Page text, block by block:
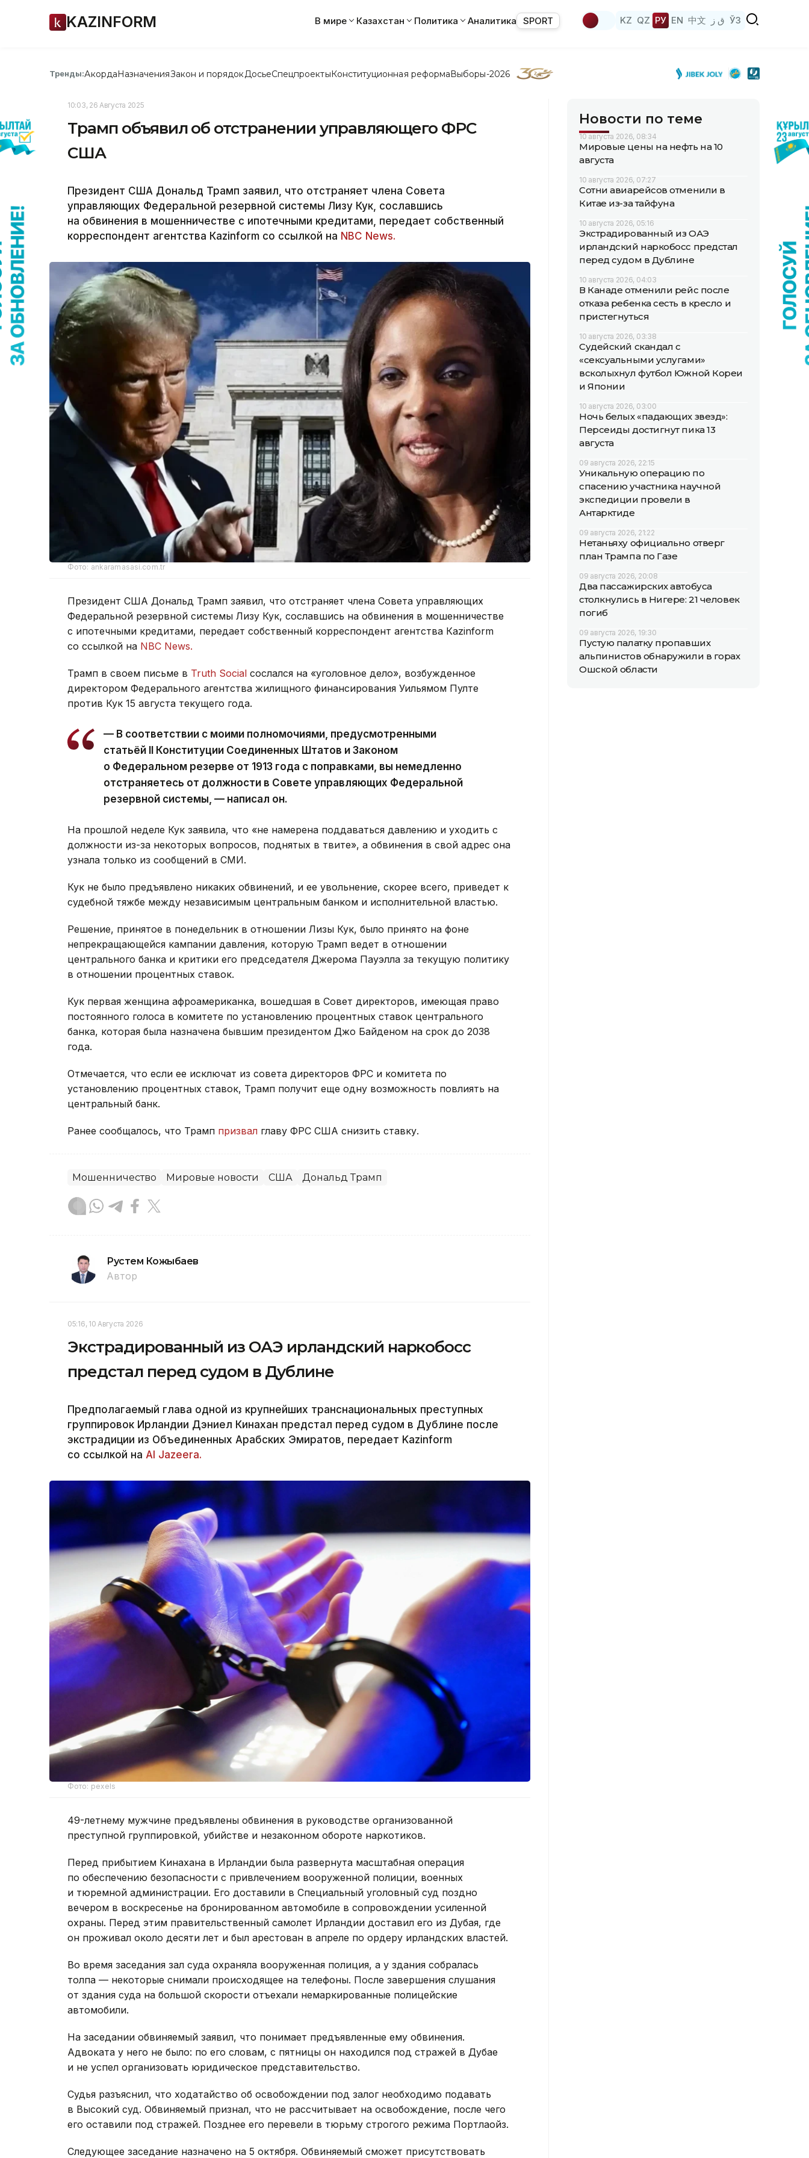
KAZINFORM В мире Казахстан Политика Аналитика SPORT KZ QZ РУ EN 中文 ق ز ЎЗ
Тренды:АкордаНазначенияЗакон и порядок ДосьеСпецпроектыКонституционная реформаВыборы-2026
10:03, 26 Августа 2025
Трамп объявил об отстранении управляющего ФРС
США
Президент США Дональд Трамп заявил, что отстраняет члена Совета
управляющих Федеральной резервной системы Лизу Кук, сославшись
на обвинения в мошенничестве с ипотечными кредитами, передает собственный
корреспондент агентства Кazinform со ссылкой на NBC News.
Фото: ankaramasasi.com.tr
Президент США Дональд Трамп заявил, что отстраняет члена Совета управляющих
Федеральной резервной системы Лизу Кук, сославшись на обвинения в мошенничестве
с ипотечными кредитами, передает собственный корреспондент агентства Кazinform
со ссылкой на NBC News.
Трамп в своем письме в Truth Social сослался на «уголовное дело», возбужденное
директором Федерального агентства жилищного финансирования Уильямом Пулте
против Кук 15 августа текущего года.
— В соответствии с моими полномочиями, предусмотренными
статьёй II Конституции Соединенных Штатов и Законом
о Федеральном резерве от 1913 года с поправками, вы немедленно
отстраняетесь от должности в Совете управляющих Федеральной
резервной системы, — написал он.
На прошлой неделе Кук заявила, что «не намерена поддаваться давлению и уходить с
должности из-за некоторых вопросов, поднятых в твите», а обвинения в свой адрес она
узнала только из сообщений в СМИ.
Кук не было предъявлено никаких обвинений, и ее увольнение, скорее всего, приведет к
судебной тяжбе между независимым центральным банком и исполнительной властью.
Решение, принятое в понедельник в отношении Лизы Кук, было принято на фоне
непрекращающейся кампании давления, которую Трамп ведет в отношении
центрального банка и критики его председателя Джерома Пауэлла за текущую политику
в отношении процентных ставок.
Кук первая женщина афроамериканка, вошедшая в Совет директоров, имеющая право
постоянного голоса в комитете по установлению процентных ставок центрального
банка, которая была назначена бывшим президентом Джо Байденом на срок до 2038
года.
Отмечается, что если ее исключат из совета директоров ФРС и комитета по
установлению процентных ставок, Трамп получит еще одну возможность повлиять на
центральный банк.
Ранее сообщалось, что Трамп призвал главу ФРС США снизить ставку.
Мошенничество Мировые новости США Дональд Трамп
Рустем Кожыбаев
Автор
05:16, 10 Августа 2026
Экстрадированный из ОАЭ ирландский наркобосс
предстал перед судом в Дублине
Предполагаемый глава одной из крупнейших транснациональных преступных
группировок Ирландии Дэниел Кинахан предстал перед судом в Дублине после
экстрадиции из Объединенных Арабских Эмиратов, передает Kazinform
со ссылкой на Al Jazeera.
Фото: pexels
49-летнему мужчине предъявлены обвинения в руководстве организованной
преступной группировкой, убийстве и незаконном обороте наркотиков.
Перед прибытием Кинахана в Ирландии была развернута масштабная операция
по обеспечению безопасности с привлечением вооруженной полиции, военных
и тюремной администрации. Его доставили в Специальный уголовный суд поздно
вечером в воскресенье на бронированном автомобиле в сопровождении усиленной
охраны. Перед этим правительственный самолет Ирландии доставил его из Дубая, где
он проживал около десяти лет и был арестован в апреле по ордеру ирландских властей.
Во время заседания зал суда охраняла вооруженная полиция, а у здания собралась
толпа — некоторые снимали происходящее на телефоны. После завершения слушания
от здания суда на большой скорости отъехали немаркированные полицейские
автомобили.
На заседании обвиняемый заявил, что понимает предъявленные ему обвинения.
Адвоката у него не было: по его словам, с пятницы он находился под стражей в Дубае
и не успел организовать юридическое представительство.
Судья разъяснил, что ходатайство об освобождении под залог необходимо подавать
в Высокий суд. Обвиняемый признал, что не рассчитывает на освобождение, после чего
его оставили под стражей. Позднее его перевели в тюрьму строгого режима Портлаойз.
Следующее заседание назначено на 5 октября. Обвиняемый сможет присутствовать
Новости по теме
10 августа 2026, 08:34
Мировые цены на нефть на 10
августа
10 августа 2026, 07:27
Сотни авиарейсов отменили в
Китае из-за тайфуна
10 августа 2026, 05:16
Экстрадированный из ОАЭ
ирландский наркобосс предстал
перед судом в Дублине
10 августа 2026, 04:03
В Канаде отменили рейс после
отказа ребенка сесть в кресло и
пристегнуться
10 августа 2026, 03:38
Судейский скандал с
«сексуальными услугами»
всколыхнул футбол Южной Кореи
и Японии
10 августа 2026, 03:00
Ночь белых «падающих звезд»:
Персеиды достигнут пика 13
августа
09 августа 2026, 22:15
Уникальную операцию по
спасению участника научной
экспедиции провели в
Антарктиде
09 августа 2026, 21:22
Нетаньяху официально отверг
план Трампа по Газе
09 августа 2026, 20:08
Два пассажирских автобуса
столкнулись в Нигере: 21 человек
погиб
09 августа 2026, 19:30
Пустую палатку пропавших
альпинистов обнаружили в горах
Ошской области